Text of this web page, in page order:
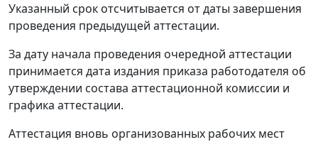
Указанный срок отсчитывается от даты завершения
проведения предыдущей аттестации.
За дату начала проведения очередной аттестации
принимается дата издания приказа работодателя об
утверждении состава аттестационной комиссии и
графика аттестации.
Аттестация вновь организованных рабочих мест